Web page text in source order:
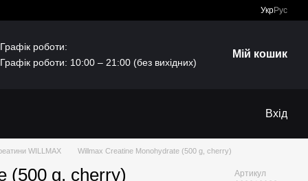
УкрРус
Графік роботи:
Графік роботи: 10:00 – 21:00 (без вихідних)
Мій кошик
Вхід
WILLMAX Willmax Creatine Monohydrate (500 g, cherry)
(500 g, cherry) Артикул